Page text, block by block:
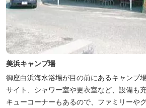
美浜キャンプ場
御座白浜海水浴場が目の前にあるキャンプ
サイト、シャワー室や更衣室など、設備も
キューコーナーもあるので、ファミリーや